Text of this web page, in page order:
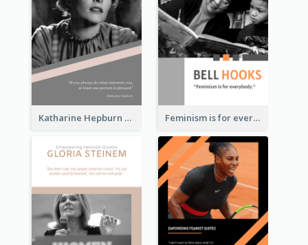
Katharine Hepburn Quote Feminism is for everybody. ―Bell Hooks